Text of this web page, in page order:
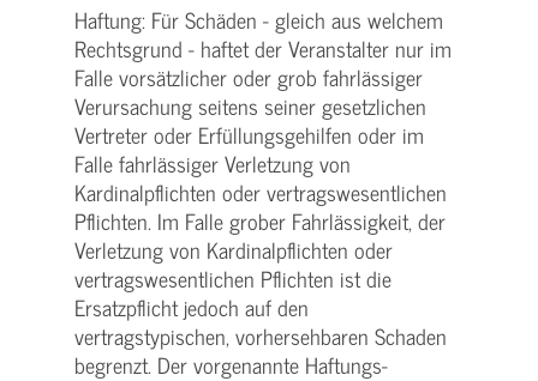
Haftung: Für Schäden - gleich aus welchem
Rechtsgrund - haftet der Veranstalter nur im
Falle vorsätzlicher oder grob fahrlässiger
Verursachung seitens seiner gesetzlichen
Vertreter oder Erfüllungsgehilfen oder im
Falle fahrlässiger Verletzung von
Kardinalpflichten oder vertrags­wesentlichen
Pflichten. Im Falle grober Fahrlässigkeit, der
Verletzung von Kardinalpflichten oder
vertrags­wesentlichen Pflichten ist die
Ersatzpflicht jedoch auf den
vertragstypischen, vorhersehbaren Schaden
begrenzt. Der vorgenannte Haftungs­